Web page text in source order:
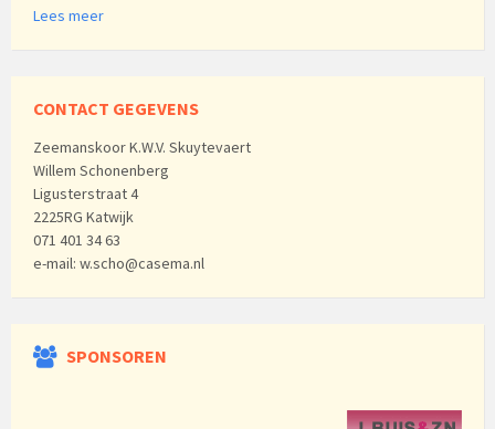
Lees meer
CONTACT GEGEVENS
Zeemanskoor K.W.V. Skuytevaert
Willem Schonenberg
Ligusterstraat 4
2225RG Katwijk
071 401 34 63
e-mail: w.scho@casema.nl
SPONSOREN